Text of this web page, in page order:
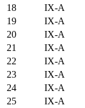
18
IX-A
19
IX-A
20
IX-A
21
IX-A
22
IX-A
23
IX-A
24
IX-A
25
IX-A